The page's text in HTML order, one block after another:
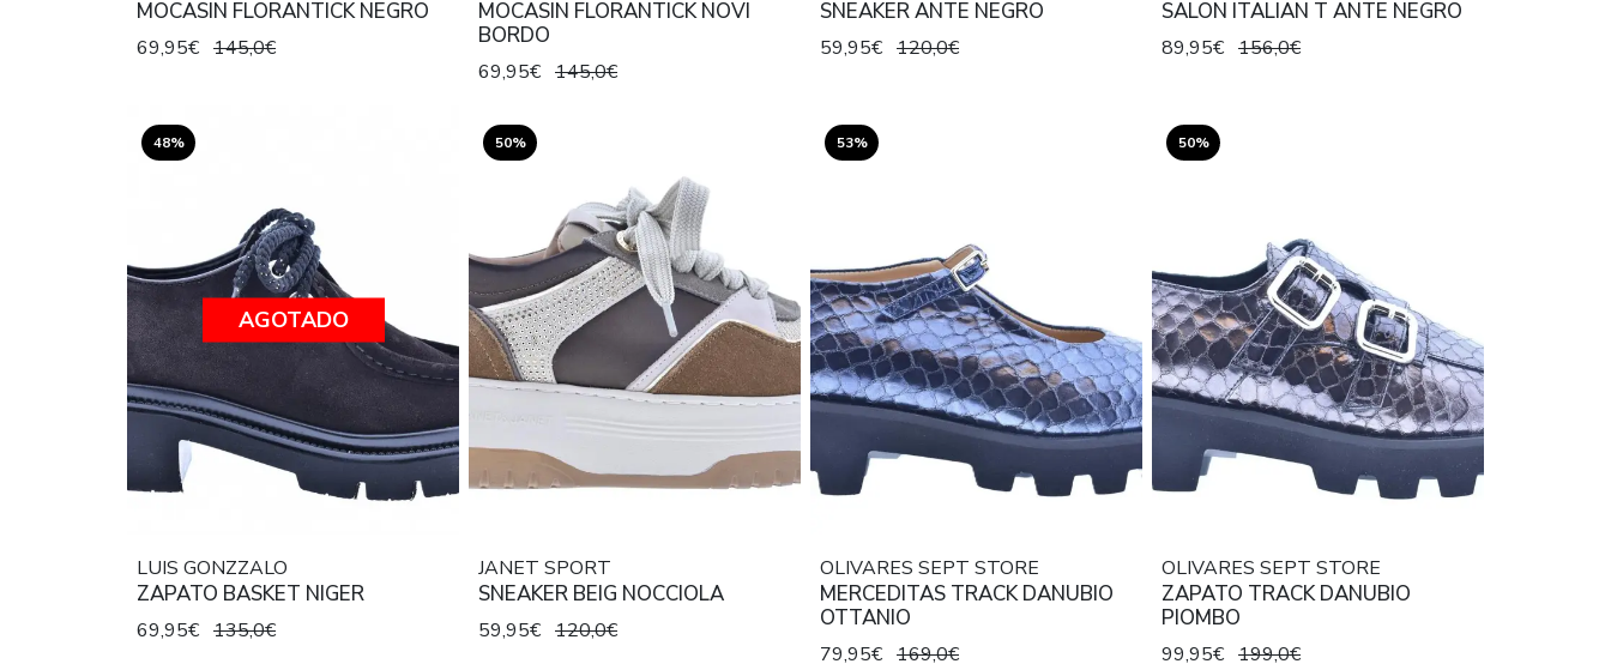
MOCASIN FLORANTICK NEGRO
69,95€ 145,0€
MOCASIN FLORANTICK NOVI
BORDO
69,95€ 145,0€
SNEAKER ANTE NEGRO
59,95€ 120,0€
SALON ITALIAN T ANTE NEGRO
89,95€ 156,0€
48%
AGOTADO
LUIS GONZZALO
ZAPATO BASKET NIGER
69,95€ 135,0€
50%
JANET SPORT
SNEAKER BEIG NOCCIOLA
59,95€ 120,0€
53%
OLIVARES SEPT STORE
MERCEDITAS TRACK DANUBIO
OTTANIO
79,95€ 169,0€
50%
OLIVARES SEPT STORE
ZAPATO TRACK DANUBIO
PIOMBO
99,95€ 199,0€